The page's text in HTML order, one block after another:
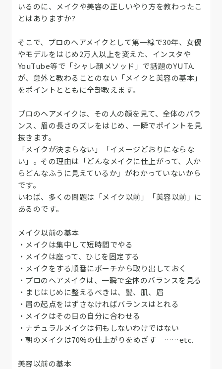
いるのに、メイクや美容の正しいやり方を教わったこ
とはありますか?
そこで、プロのヘアメイクとして第一線で30年、女優
やモデルをはじめ2万人以上を変えた、インスタや
YouTube等で「シャレ顔メソッド」で話題のYUTA.
が、意外と教わることのない「メイクと美容の基本」
をポイントとともに全部教えます。
プロのヘアメイクは、その人の顔を見て、全体のバラ
ンス、眉の長さのズレをはじめ、一瞬でポイントを見
抜きます。
「メイクが決まらない」「イメージどおりにならな
い」。その理由は「どんなメイクに仕上がって、人か
らどんなふうに見えているか」がわかっていないから
です。
いわば、多くの問題は「メイク以前」「美容以前」に
あるのです。
メイク以前の基本
・メイクは集中して短時間でやる
・メイクは座って、ひじを固定する
・メイクをする順番にポーチから取り出しておく
・プロのヘアメイクは、一瞬で全体のバランスを見る
・まじはじめに整えるべきは、髪、肌、眉
・眉の起点をはずさなければバランスはとれる
・メイクはその日の自分に合わせる
・ナチュラルメイクは何もしないわけではない
・朝のメイクは70%の仕上がりをめざす ……etc.
美容以前の基本